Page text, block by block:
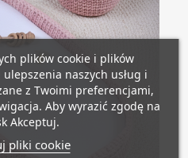
plików cookie i plików
naszych usług i
z Twoimi preferencjami,
Aby wyrazić zgodę na
Akceptuj.
pliki cookie